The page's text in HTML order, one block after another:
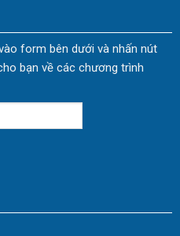
form bên dưới và nhấn nút
bạn về các chương trình